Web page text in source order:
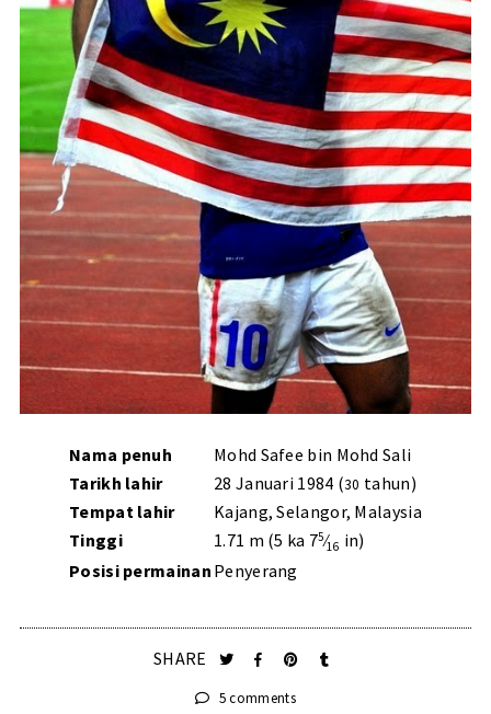
Nama penuh
Mohd Safee bin Mohd Sali
Tarikh lahir
28 Januari 1984 (30 tahun)
Tempat lahir
Kajang, Selangor, Malaysia
Tinggi
1.71 m (5 ka 75⁄16 in)
Posisi permainan Penyerang
SHARE
5 comments